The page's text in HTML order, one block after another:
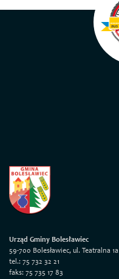
Urząd Gminy Bolesławiec
59-700 Bolesławiec, ul. Teatralna 1a
tel.: 75 732 32 21
faks: 75 735 17 83